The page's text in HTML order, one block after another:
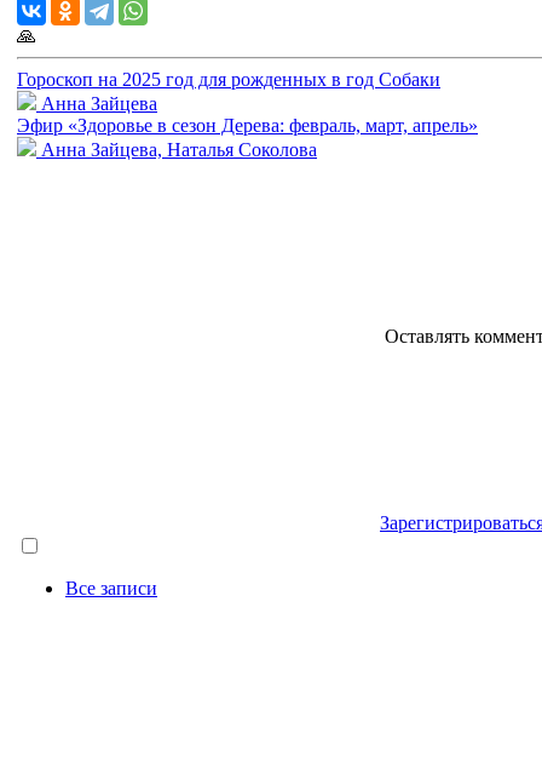
🙏
Гороскоп на 2025 год для рожденных в год Собаки
Анна Зайцева
Эфир «Здоровье в сезон Дерева: февраль, март, апрель»
Анна Зайцева, Наталья Соколова
Оставлять
Все записи